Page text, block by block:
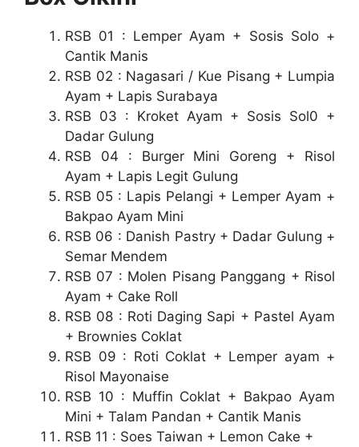
RSB 01 : Lemper Ayam + Sosis Solo +
Cantik Manis
RSB 02 : Nagasari / Kue Pisang + Lumpia
Ayam + Lapis Surabaya
RSB 03 : Kroket Ayam + Sosis Sol0 +
Dadar Gulung
RSB 04 : Burger Mini Goreng + Risol
Ayam + Lapis Legit Gulung
RSB 05 : Lapis Pelangi + Lemper Ayam +
Bakpao Ayam Mini
RSB 06 : Danish Pastry + Dadar Gulung +
Semar Mendem
RSB 07 : Molen Pisang Panggang + Risol
Ayam + Cake Roll
RSB 08 : Roti Daging Sapi + Pastel Ayam
+ Brownies Coklat
RSB 09 : Roti Coklat + Lemper ayam +
Risol Mayonaise
RSB 10 : Muffin Coklat + Bakpao Ayam
Mini + Talam Pandan + Cantik Manis
RSB 11 : Soes Taiwan + Lemon Cake +